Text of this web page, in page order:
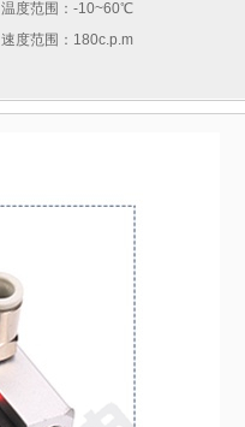
温度范围：-10~60℃
速度范围：180c.p.m